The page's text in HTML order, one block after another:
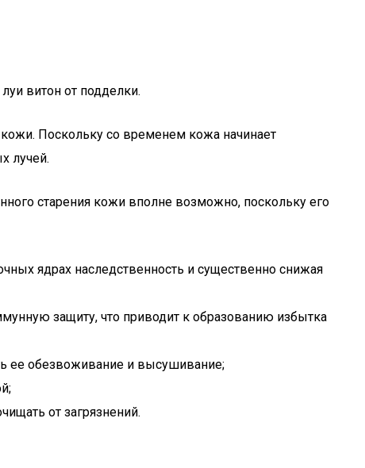
витон от подделки.
Поскольку со временем кожа начинает
лучей.
старения кожи вполне возможно, поскольку его
ядрах наследственность и существенно снижая
защиту, что приводит к образованию избытка
ее обезвоживание и высушивание;
от загрязнений.